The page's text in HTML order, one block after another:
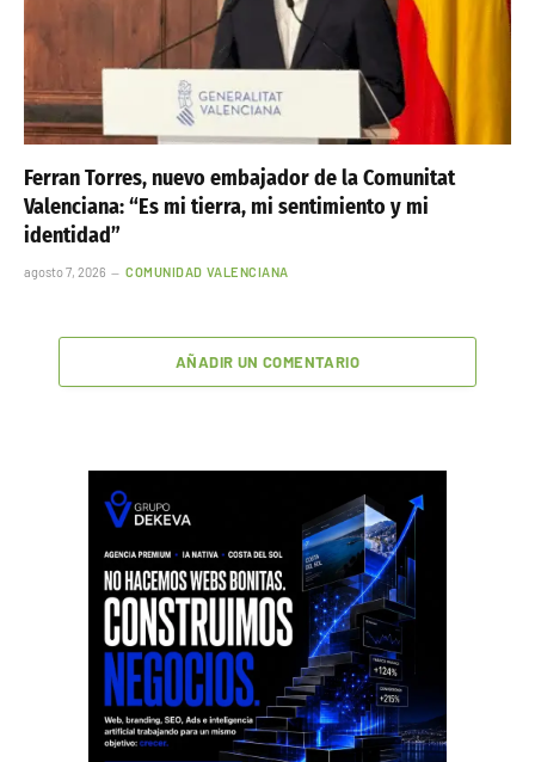
Ferran Torres, nuevo embajador de la Comunitat
Valenciana: “Es mi tierra, mi sentimiento y mi
identidad”
agosto 7, 2026 COMUNIDAD VALENCIANA
AÑADIR UN COMENTARIO